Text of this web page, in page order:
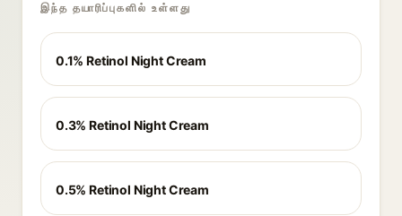
இந்த தயாரிப்புகளில் உள்ளது
0.1% Retinol Night Cream
0.3% Retinol Night Cream
0.5% Retinol Night Cream